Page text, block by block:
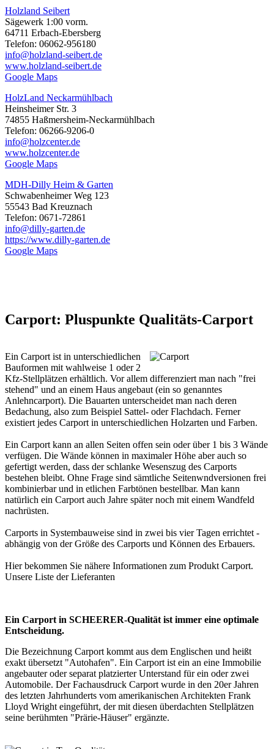
Holzland Seibert
Sägewerk 1:00 vorm.
64711 Erbach-Ebersberg
Telefon: 06062-956180
info@holzland-seibert.de
www.holzland-seibert.de
Google Maps
HolzLand Neckarmühlbach
Heinsheimer Str. 3
74855 Haßmersheim-Neckarmühlbach
Telefon: 06266-9206-0
info@holzcenter.de
www.holzcenter.de
Google Maps
MDH-Dilly Heim & Garten
Schwabenheimer Weg 123
55543 Bad Kreuznach
Telefon: 0671-72861
info@dilly-garten.de
https://www.dilly-garten.de
Google Maps
Carport: Pluspunkte Qualitäts-Carport
Ein Carport ist in unterschiedlichen
Bauformen mit wahlweise 1 oder 2
Kfz-Stellplätzen erhältlich. Vor allem differenziert man nach "frei
stehend" und an einem Haus angebaut (ein so genanntes
Anlehncarport). Die Bauarten unterscheidet man nach deren
Bedachung, also zum Beispiel Sattel- oder Flachdach. Ferner
existiert jedes Carport in unterschiedlichen Holzarten und Farben.
Ein Carport kann an allen Seiten offen sein oder über 1 bis 3 Wände
verfügen. Die Wände können in maximaler Höhe aber auch so
gefertigt werden, dass der schlanke Wesenszug des Carports
bestehen bleibt. Ohne Frage sind sämtliche Seitenwndversionen frei
kombinierbar und in etlichen Farbtönen bestellbar. Man kann
natürlich ein Carport auch Jahre später noch mit einem Wandfeld
nachrüsten.
Carports in Systembauweise sind in zwei bis vier Tagen errichtet -
abhängig von der Größe des Carports und Können des Erbauers.
Hier bekommen Sie nähere Informationen zum Produkt Carport.
Unsere Liste derLieferanten
Ein Carport in SCHEERER-Qualität ist immer eine optimale
Entscheidung.
Die Bezeichnung Carport kommt aus dem Englischen und heißt
exakt übersetzt "Autohafen". Ein Carport ist ein an eine Immobilie
angebauter oder separat platzierter Unterstand für ein oder zwei
Automobile. Der Fachausdruck Carport wurde in den 20er Jahren
des letzten Jahrhunderts vom amerikanischen Architekten Frank
Lloyd Wright eingeführt, der mit diesen überdachten Stellplätzen
seine berühmten "Prärie-Häuser" ergänzte.